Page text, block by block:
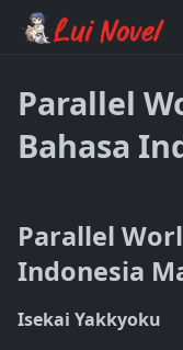
Parallel
Bahasa
Parallel
Indonesia
Isekai Yakkyoku